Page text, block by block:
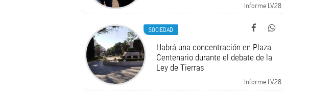
Informe LV28
SOCIEDAD
Habrá una concentración en Plaza
Centenario durante el debate de la
Ley de Tierras
Informe LV28